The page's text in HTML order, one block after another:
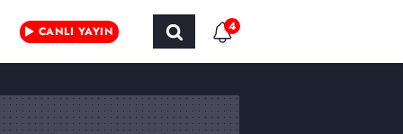
CANLI YAYIN 4